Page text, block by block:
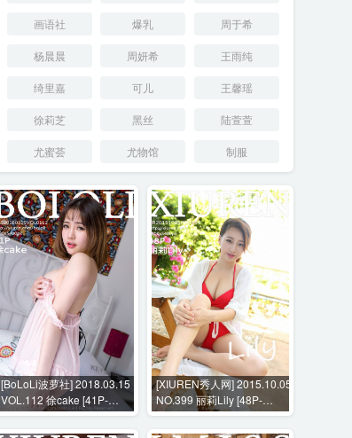
画语社 爆乳 周于希
杨晨晨 周妍希 王雨纯
绮里嘉 可儿 王馨瑶
徐莉芝 黑丝 陆萱萱
尤蜜荟 尤物馆 制服
[BoLoLi波萝社] 2018.03.15
VOL.112 徐cake [41P-
369MB]
[XIUREN秀人网] 2015.10.05
NO.399 丽莉Lily [48P-
194MB]